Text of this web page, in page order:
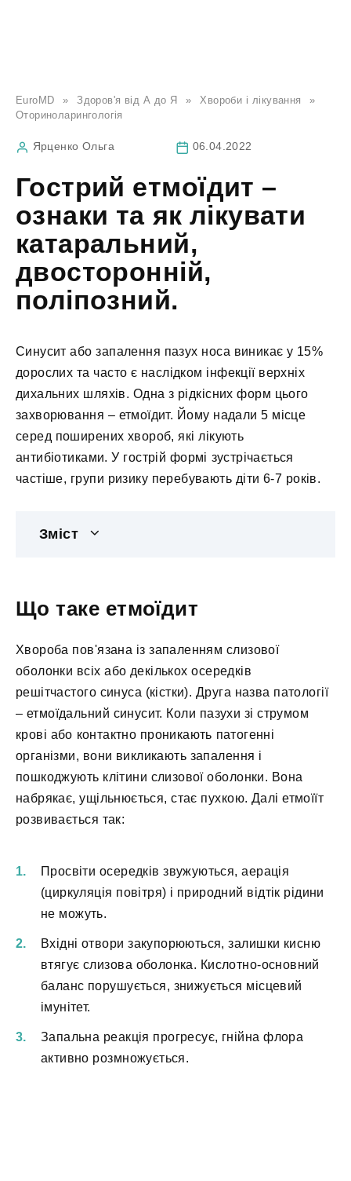
EuroMD » Здоров'я від А до Я » Хвороби і лікування
»
Оториноларингологія
Ярценко Ольга 06.04.2022
Гострий етмоїдит –
ознаки та як лікувати
катаральний,
двосторонній,
поліпозний.
Синусит або запалення пазух носа виникає у 15%
дорослих та часто є наслідком інфекції верхніх
дихальних шляхів. Одна з рідкісних форм цього
захворювання – етмоїдит. Йому надали 5 місце
серед поширених хвороб, які лікують
антибіотиками. У гострій формі зустрічається
частіше, групи ризику перебувають діти 6-7 років.
Зміст
Що таке етмоїдит
Хвороба пов'язана із запаленням слизової
оболонки всіх або декількох осередків
решітчастого синуса (кістки). Друга назва патології
– етмоїдальний синусит. Коли пазухи зі струмом
крові або контактно проникають патогенні
організми, вони викликають запалення і
пошкоджують клітини слизової оболонки. Вона
набрякає, ущільнюється, стає пухкою. Далі етмоїїт
розвивається так:
Просвіти осередків звужуються, аерація
(циркуляція повітря) і природний відтік рідини
не можуть.
Вхідні отвори закупорюються, залишки кисню
втягує слизова оболонка. Кислотно-основний
баланс порушується, знижується місцевий
імунітет.
Запальна реакція прогресує, гнійна флора
активно розмножується.